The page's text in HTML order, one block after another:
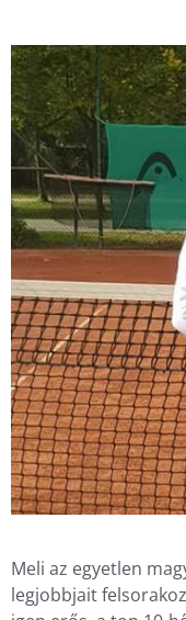
Meli az egyetlen
legjobbjait